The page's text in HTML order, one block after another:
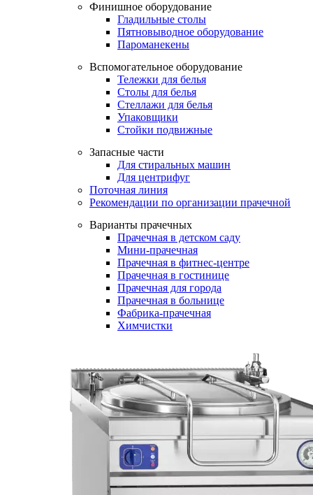
Финишное оборудование
Гладильные столы
Пятновыводное оборудование
Пароманекены
Вспомогательное оборудование
Тележки для белья
Столы для белья
Стеллажи для белья
Упаковщики
Стойки подвижные
Запасные части
Для стиральных машин
Для центрифуг
Поточная линия
Рекомендации по организации прачечной
Варианты прачечных
Прачечная в детском саду
Мини-прачечная
Прачечная в фитнес-центре
Прачечная в гостинице
Прачечная для города
Прачечная в больнице
Фабрика-прачечная
Химчистки